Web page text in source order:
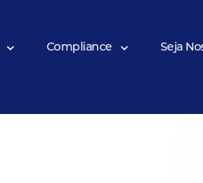
Compliance Seja